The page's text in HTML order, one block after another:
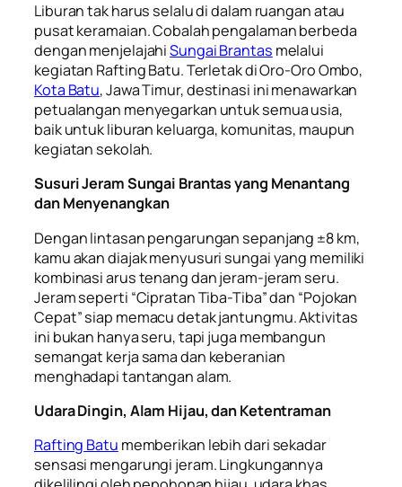
Liburan tak harus selalu di dalam ruangan atau
pusat keramaian. Cobalah pengalaman berbeda
dengan menjelajahiSungai Brantas melalui
kegiatan Rafting Batu. Terletak di Oro-Oro Ombo,
Kota Batu, Jawa Timur, destinasi ini menawarkan
petualangan menyegarkan untuk semua usia,
baik untuk liburan keluarga, komunitas, maupun
kegiatan sekolah.
Susuri Jeram Sungai Brantas yang Menantang
dan Menyenangkan
Dengan lintasan pengarungan sepanjang ±8 km,
kamu akan diajak menyusuri sungai yang memiliki
kombinasi arus tenang dan jeram-jeram seru.
Jeram seperti “Cipratan Tiba-Tiba” dan “Pojokan
Cepat” siap memacu detak jantungmu. Aktivitas
ini bukan hanya seru, tapi juga membangun
semangat kerja sama dan keberanian
menghadapi tantangan alam.
Udara Dingin, Alam Hijau, dan Ketentraman
Rafting Batu memberikan lebih dari sekadar
sensasi mengarungi jeram. Lingkungannya